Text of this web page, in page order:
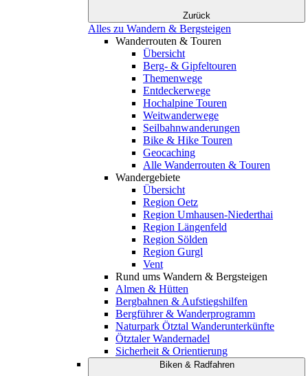
Zurück
Alles zu Wandern & Bergsteigen
Wanderrouten & Touren
Übersicht
Berg- & Gipfeltouren
Themenwege
Entdeckerwege
Hochalpine Touren
Weitwanderwege
Seilbahnwanderungen
Bike & Hike Touren
Geocaching
Alle Wanderrouten & Touren
Wandergebiete
Übersicht
Region Oetz
Region Umhausen-Niederthai
Region Längenfeld
Region Sölden
Region Gurgl
Vent
Rund ums Wandern & Bergsteigen
Almen & Hütten
Bergbahnen & Aufstiegshilfen
Bergführer & Wanderprogramm
Naturpark Ötztal Wanderunterkünfte
Ötztaler Wandernadel
Sicherheit & Orientierung
Biken & Radfahren